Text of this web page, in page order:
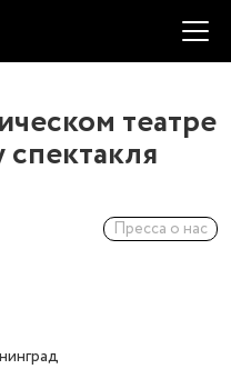
театре
Пресса о нас